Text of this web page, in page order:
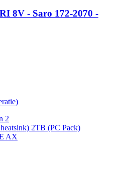
8V - Saro 172-2070 -
2
2TB (PC Pack)
AX